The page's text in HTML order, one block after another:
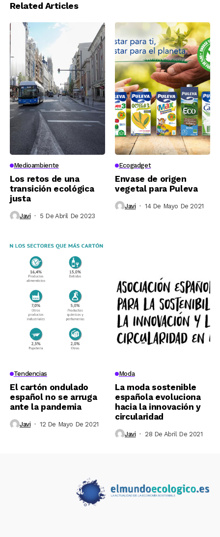
completo
Related Articles
Medioambiente
Los retos de una
transición ecológica
justa
Javi 5 De Abril De 2023
Ecogadget
Envase de origen
vegetal para Puleva
Javi 14 De Mayo De 2021
Tendencias
El cartón ondulado
español no se arruga
ante la pandemia
Javi 12 De Mayo De 2021
Moda
La moda sostenible
española evoluciona
hacia la innovación y
circularidad
Javi 28 De Abril De 2021